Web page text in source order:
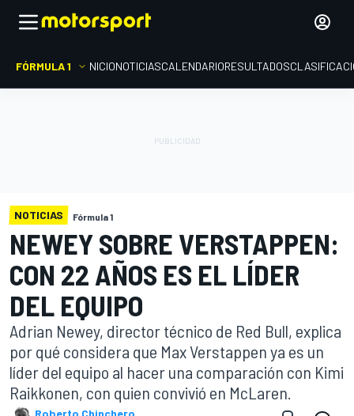
FÓRMULA 1 INICIONOTICIASCALENDARIORESULTADOS
NOTICIAS Fórmula 1
NEWEY SOBRE VERSTAPPEN:
CON 22 AÑOS ES EL LÍDER
DEL EQUIPO
Adrian Newey, director técnico de Red Bull, explica
por qué considera que Max Verstappen ya es un
líder del equipo al hacer una comparación con Kimi
Raikkonen, con quien convivió en McLaren.
Roberto Chinchero